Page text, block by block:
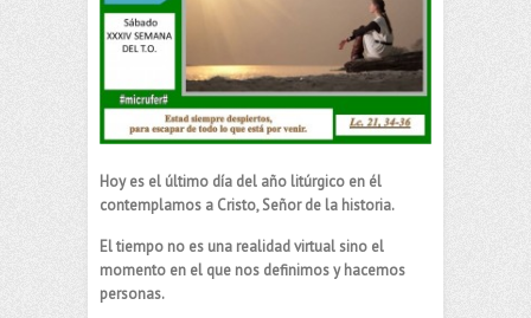
Hoy es el último día del año litúrgico en él
contemplamos a Cristo, Señor de la historia.
El tiempo no es una realidad virtual sino el
momento en el que nos definimos y hacemos
personas.